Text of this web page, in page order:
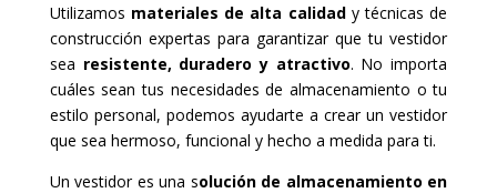
Utilizamos materiales de alta calidady técnicas de
construcción expertas para garantizar que tu vestidor
sea resistente, duradero y atractivo. No importa
cuáles sean tus necesidades de almacenamiento o tu
estilo personal, podemos ayudarte a crear un vestidor
que sea hermoso, funcional y hecho a medida para ti.
Un vestidor es una solución de almacenamiento en